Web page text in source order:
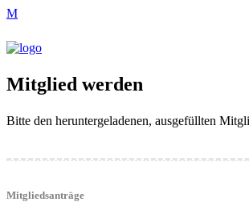
Mitglied werden
Bitte den heruntergeladenen, ausgefüllten
Mitgliedsanträge